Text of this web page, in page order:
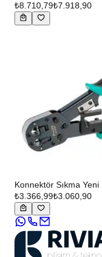
₺8.710,79₺7.918,90
Konnektör Sıkma
₺3.366,99₺3.060,90